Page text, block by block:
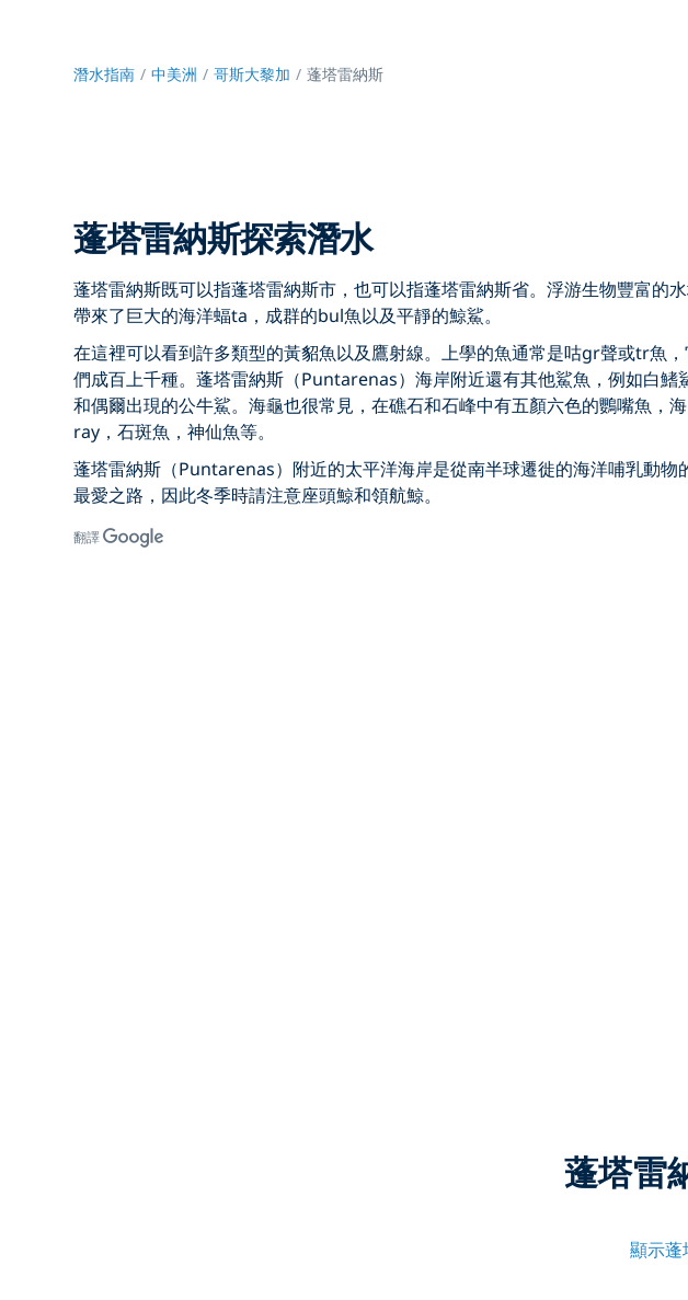
潛水指南 中美洲 哥斯大黎加 蓬塔雷納斯
蓬塔雷納斯探索潛水
蓬塔雷納斯既可以指蓬塔雷納斯市，也可以指蓬塔雷納斯省。浮游生物豐富的
帶來了巨大的海洋蝠ta，成群的bul魚以及平靜的鯨鯊。
在這裡可以看到許多類型的黃貂魚以及鷹射線。上學的魚通常是咕gr聲或tr魚，
們成百上千種。蓬塔雷納斯（Puntarenas）海岸附近還有其他鯊魚，例如白鰭
和偶爾出現的公牛鯊。海龜也很常見，在礁石和石峰中有五顏六色的鸚嘴魚，海
ray，石斑魚，神仙魚等。
蓬塔雷納斯（Puntarenas）附近的太平洋海岸是從南半球遷徙的海洋哺乳動物
最愛之路，因此冬季時請注意座頭鯨和領航鯨。
翻譯
蓬塔雷
顯示蓬